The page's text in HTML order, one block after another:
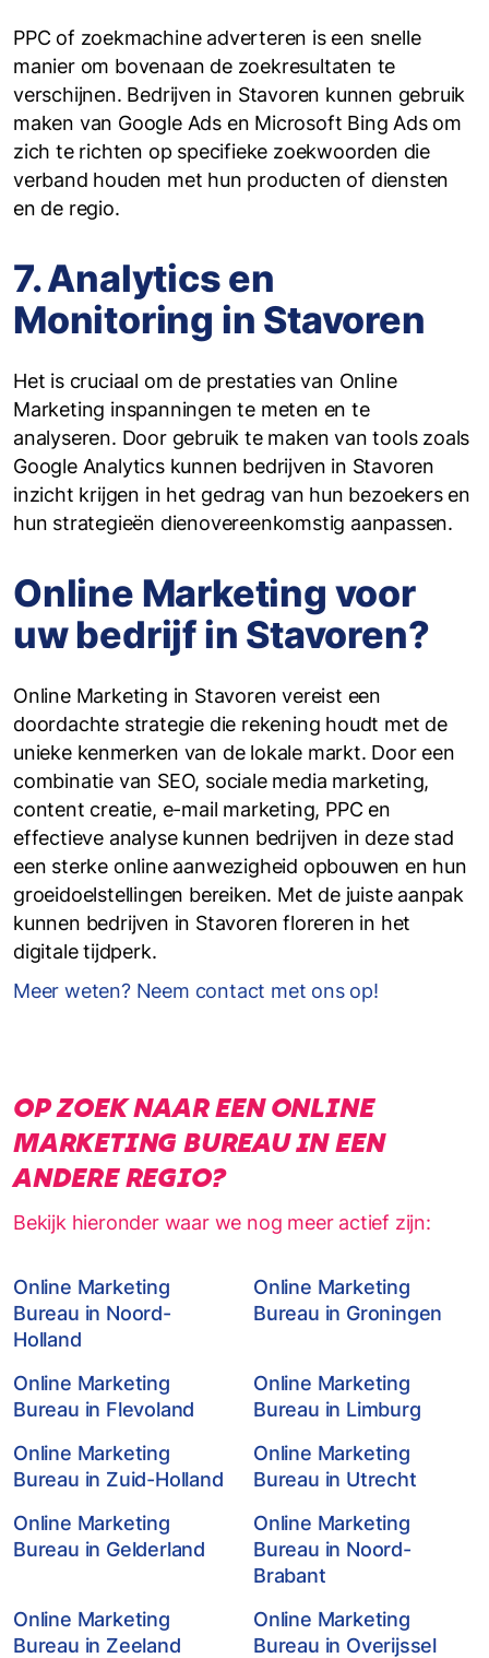
PPC of zoekmachine adverteren is een snelle
manier om bovenaan de zoekresultaten te
verschijnen. Bedrijven in Stavoren kunnen gebruik
maken van Google Ads en Microsoft Bing Ads om
zich te richten op specifieke zoekwoorden die
verband houden met hun producten of diensten
en de regio.
7. Analytics en
Monitoring in Stavoren
Het is cruciaal om de prestaties van Online
Marketing inspanningen te meten en te
analyseren. Door gebruik te maken van tools zoals
Google Analytics kunnen bedrijven in Stavoren
inzicht krijgen in het gedrag van hun bezoekers en
hun strategieën dienovereenkomstig aanpassen.
Online Marketing voor
uw bedrijf in Stavoren?
Online Marketing in Stavoren vereist een
doordachte strategie die rekening houdt met de
unieke kenmerken van de lokale markt. Door een
combinatie van SEO, sociale media marketing,
content creatie, e-mail marketing, PPC en
effectieve analyse kunnen bedrijven in deze stad
een sterke online aanwezigheid opbouwen en hun
groeidoelstellingen bereiken. Met de juiste aanpak
kunnen bedrijven in Stavoren floreren in het
digitale tijdperk.
Meer weten? Neem contact met ons op!
OP ZOEK NAAR EEN ONLINE
MARKETING BUREAU IN EEN
ANDERE REGIO?
Bekijk hieronder waar we nog meer actief zijn:
Online Marketing
Bureau in Noord-
Holland
Online Marketing
Bureau in Groningen
Online Marketing
Bureau in Flevoland
Online Marketing
Bureau in Limburg
Online Marketing
Bureau in Zuid-Holland
Online Marketing
Bureau in Utrecht
Online Marketing
Bureau in Gelderland
Online Marketing
Bureau in Noord-
Brabant
Online Marketing
Bureau in Zeeland
Online Marketing
Bureau in Overijssel